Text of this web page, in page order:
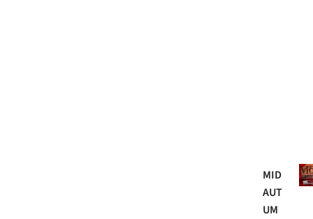
MID
AUT
UM